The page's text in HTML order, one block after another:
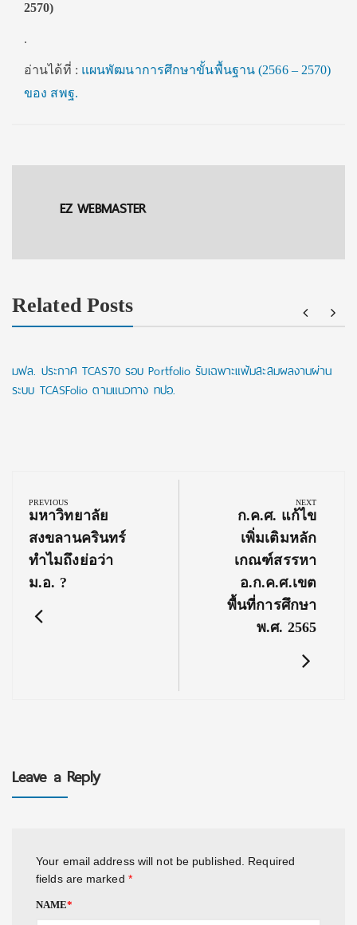
2570)
.
อ่านได้ที่ : แผนพัฒนาการศึกษาขั้นพื้นฐาน (2566 – 2570)
ของ สพฐ.
EZ WEBMASTER
Related Posts
มฟล. ประกาศ TCAS70 รอบ Portfolio รับเฉพาะแฟ้มสะสมผลงานผ่าน
ระบบ TCASFolio ตามแนวทาง ทปอ.
navigation
PREVIOUS
Previous
Post:
มหาวิทยาลัย
สงขลานครินทร์
ทำไมถึงย่อว่า
ม.อ. ?
NEXT
Next
Post:
ก.ค.ศ. แก้ไข
เพิ่มเติมหลัก
เกณฑ์สรรหา
อ.ก.ค.ศ.เขต
พื้นที่การศึกษา
พ.ศ. 2565
Leave a Reply
Your email address will not be published.
Required
fields are marked *
NAME*